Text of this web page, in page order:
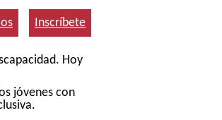
Inscríbete
Hoy
jóvenes con